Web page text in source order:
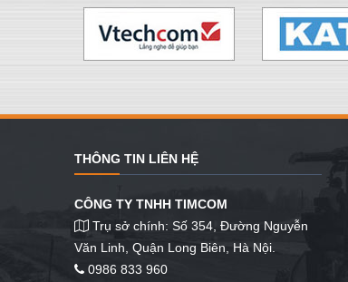
THÔNG TIN LIÊN HỆ
CÔNG TY TNHH TIMCOM
Trụ sở chính: Số 354, Đường Nguyễn
Văn Linh, Quận Long Biên, Hà Nội.
0986 833 960